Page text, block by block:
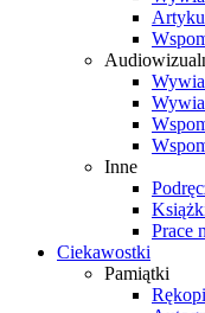
Inne
Prace
Ciekawostki
Pamiątki